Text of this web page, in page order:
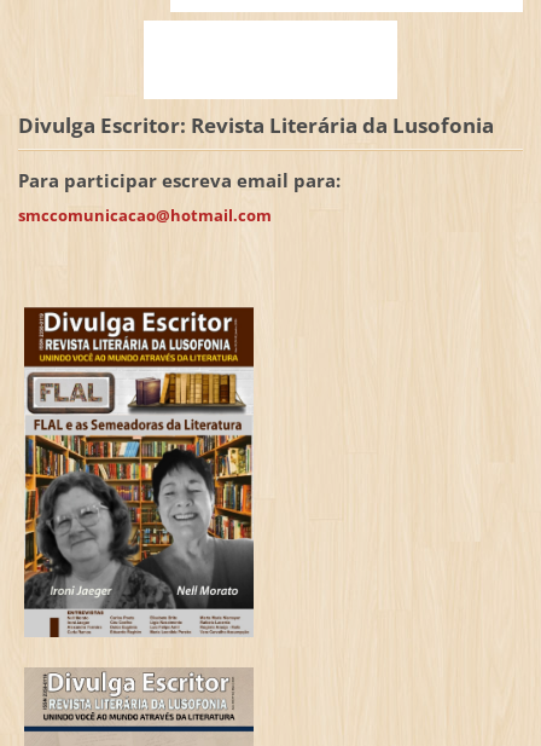
Divulga Escritor: Revista Literária da Lusofonia
Para participar escreva email para:
smccomunicacao@hotmail.com